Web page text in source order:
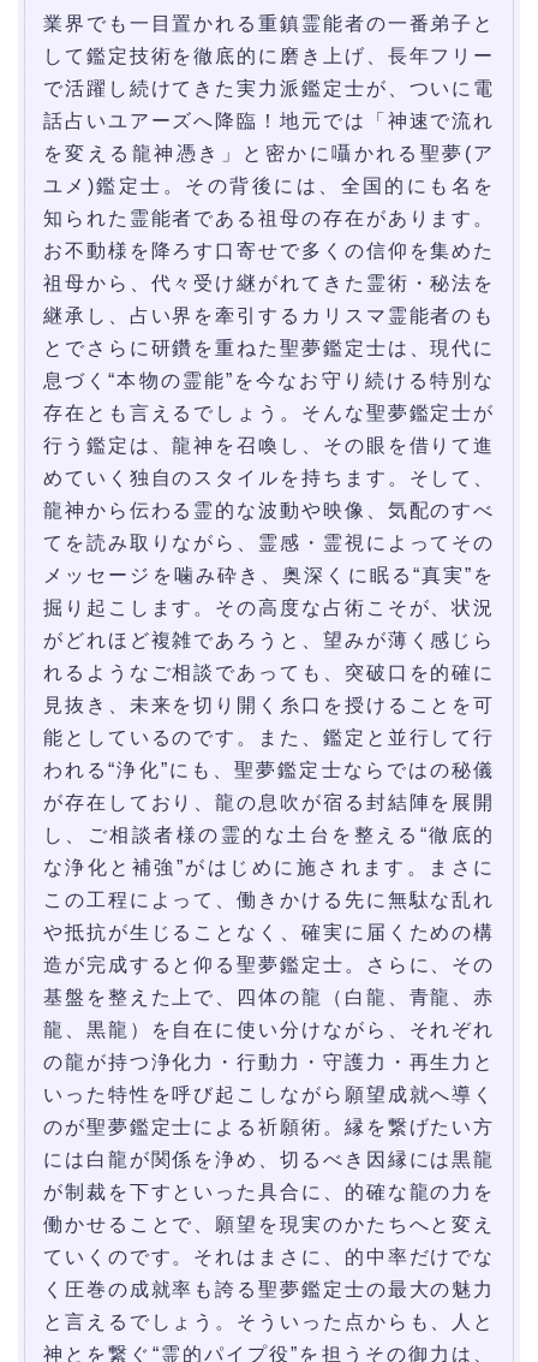
業界でも一目置かれる重鎮霊能者の一番弟子と
して鑑定技術を徹底的に磨き上げ、長年フリー
で活躍し続けてきた実力派鑑定士が、ついに電
話占いユアーズへ降臨！地元では「神速で流れ
を変える龍神憑き」と密かに囁かれる聖夢(ア
ユメ)鑑定士。その背後には、全国的にも名を
知られた霊能者である祖母の存在があります。
お不動様を降ろす口寄せで多くの信仰を集めた
祖母から、代々受け継がれてきた霊術・秘法を
継承し、占い界を牽引するカリスマ霊能者のも
とでさらに研鑽を重ねた聖夢鑑定士は、現代に
息づく“本物の霊能”を今なお守り続ける特別な
存在とも言えるでしょう。そんな聖夢鑑定士が
行う鑑定は、龍神を召喚し、その眼を借りて進
めていく独自のスタイルを持ちます。そして、
龍神から伝わる霊的な波動や映像、気配のすべ
てを読み取りながら、霊感・霊視によってその
メッセージを噛み砕き、奥深くに眠る“真実”を
掘り起こします。その高度な占術こそが、状況
がどれほど複雑であろうと、望みが薄く感じら
れるようなご相談であっても、突破口を的確に
見抜き、未来を切り開く糸口を授けることを可
能としているのです。また、鑑定と並行して行
われる“浄化”にも、聖夢鑑定士ならではの秘儀
が存在しており、龍の息吹が宿る封結陣を展開
し、ご相談者様の霊的な土台を整える“徹底的
な浄化と補強”がはじめに施されます。まさに
この工程によって、働きかける先に無駄な乱れ
や抵抗が生じることなく、確実に届くための構
造が完成すると仰る聖夢鑑定士。さらに、その
基盤を整えた上で、四体の龍（白龍、青龍、赤
龍、黒龍）を自在に使い分けながら、それぞれ
の龍が持つ浄化力・行動力・守護力・再生力と
いった特性を呼び起こしながら願望成就へ導く
のが聖夢鑑定士による祈願術。縁を繋げたい方
には白龍が関係を浄め、切るべき因縁には黒龍
が制裁を下すといった具合に、的確な龍の力を
働かせることで、願望を現実のかたちへと変え
ていくのです。それはまさに、的中率だけでな
く圧巻の成就率も誇る聖夢鑑定士の最大の魅力
と言えるでしょう。そういった点からも、人と
神とを繋ぐ“霊的パイプ役”を担うその御力は、